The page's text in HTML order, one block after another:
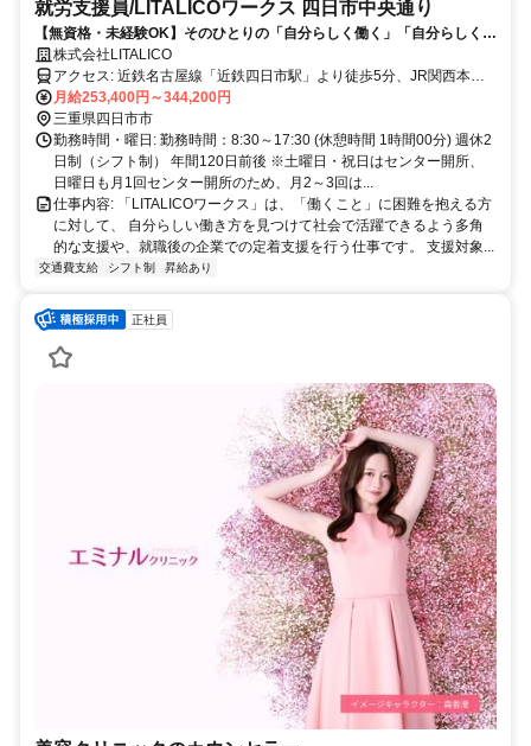
就労支援員/LITALICOワークス 四日市中央通り
【無資格・未経験OK】そのひとりの「自分らしく働く」「自分らしく生
きる」をサポートする就労支援員
株式会社LITALICO
アクセス: 近鉄名古屋線「近鉄四日市駅」より徒歩5分、JR関西本線
「四日市駅」より徒歩11分
月給253,400円～344,200円
三重県四日市市
勤務時間・曜日: 勤務時間：8:30～17:30 (休憩時間 1時間00分) 週休2
日制（シフト制） 年間120日前後 ※土曜日・祝日はセンター開所、
日曜日も月1回センター開所のため、月2～3回は...
仕事内容: 「LITALICOワークス」は、「働くこと」に困難を抱える方
に対して、 自分らしい働き方を見つけて社会で活躍できるよう多角
的な支援や、就職後の企業での定着支援を行う仕事です。 支援対象...
交通費支給 シフト制 昇給あり
正社員